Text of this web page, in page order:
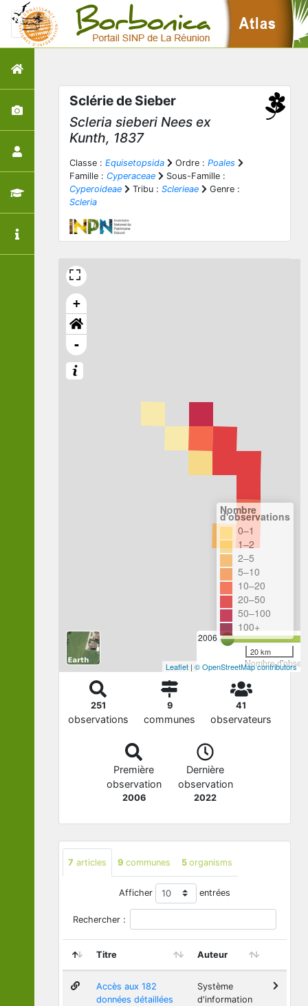
Sclérie de Sieber
Scleria sieberi Nees ex
Kunth, 1837
Classe : Equisetopsida Ordre : Poales
Famille : Cyperaceae
Sous-Famille :
Cyperoideae
Tribu : Sclerieae
Genre :
Scleria
+
-
2006
Nombre
Nombre
d'observations
0–1
1–2
2–5
5–10
10–20
20–50
50–100
100+
20 km
Leaflet | © OpenStreetMap contributors
251
observations
9
communes
41
observateurs
Première
observation
2006
Dernière
observation
2022
7 articles 9 communes 5 organisms
Afficher entrées
Rechercher :
Titre Auteur
Accès aux 182
données détaillées
Système
d'information